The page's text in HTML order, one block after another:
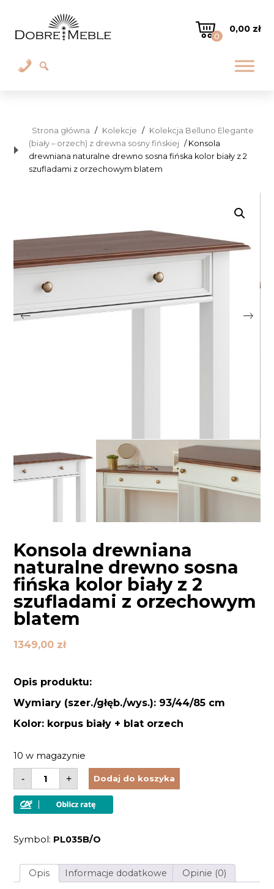
0
0,00 zł
Strona główna / Kolekcje / Kolekcja Belluno Elegante
(biały – orzech) z drewna sosny fińskiej / Konsola
drewniana naturalne drewno sosna fińska kolor biały z 2
szufladami z orzechowym blatem
Konsola drewniana
naturalne drewno sosna
fińska kolor biały z 2
szufladami z orzechowym
blatem
1349,00 zł
Opis produktu:
Wymiary (szer./głęb./wys.): 93/44/85 cm
Kolor: korpus biały + blat orzech
10 w magazynie
-
ilość
Konsola
drewniana
naturalne
drewno
kolor
2
szufladami
+ Dodaj do koszyka
Symbol: PL035B/O
Opis Informacje dodatkowe Opinie (0)